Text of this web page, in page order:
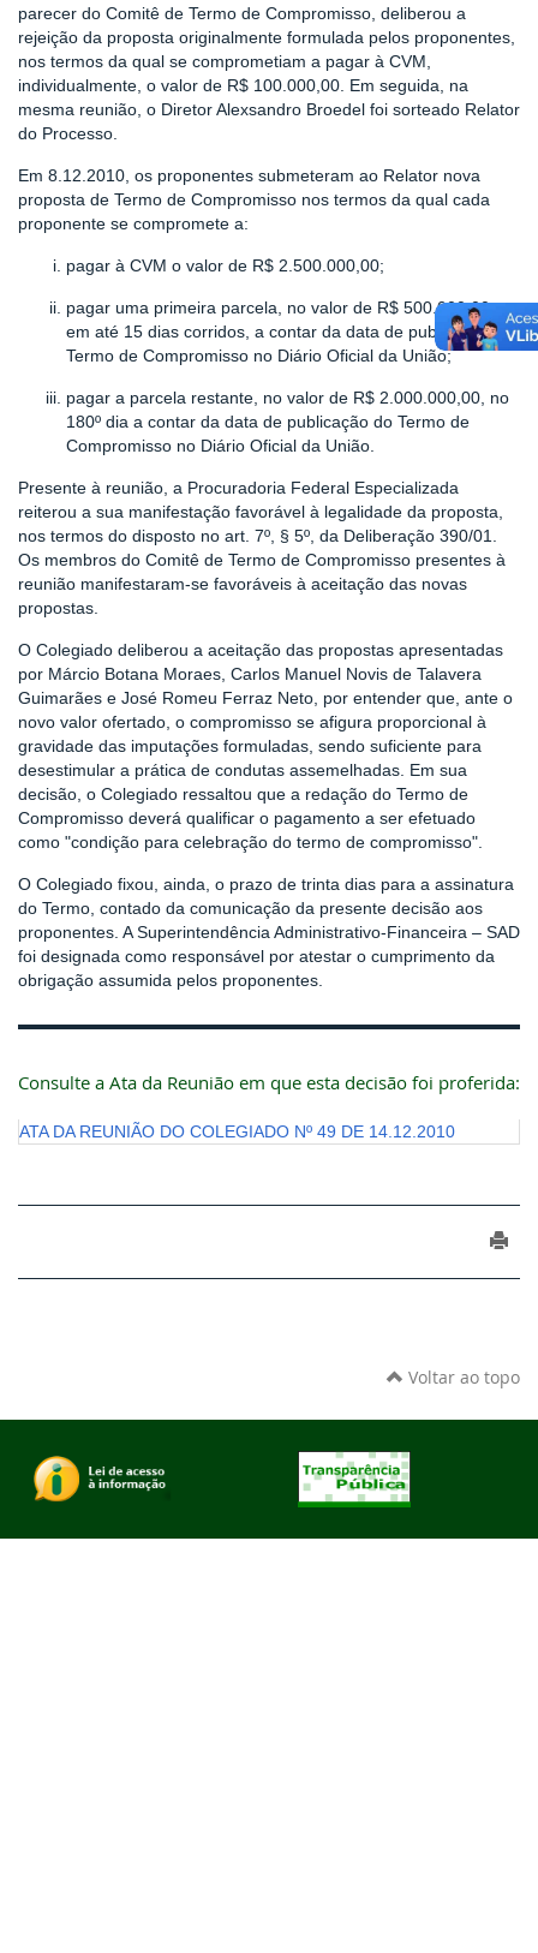
parecer do Comitê de Termo de Compromisso, deliberou a
rejeição da proposta originalmente formulada pelos proponentes,
nos termos da qual se comprometiam a pagar à CVM,
individualmente, o valor de R$ 100.000,00. Em seguida, na
mesma reunião, o Diretor Alexsandro Broedel foi sorteado Relator
do Processo.
Em 8.12.2010, os proponentes submeteram ao Relator nova
proposta de Termo de Compromisso nos termos da qual cada
proponente se compromete a:
pagar à CVM o valor de R$ 2.500.000,00;
pagar uma primeira parcela, no valor de R$ 500.000,00,
em até 15 dias corridos, a contar da data de publicação do
Termo de Compromisso no Diário Oficial da União;
pagar a parcela restante, no valor de R$ 2.000.000,00, no
180º dia a contar da data de publicação do Termo de
Compromisso no Diário Oficial da União.
Presente à reunião, a Procuradoria Federal Especializada
reiterou a sua manifestação favorável à legalidade da proposta,
nos termos do disposto no art. 7º, § 5º, da Deliberação 390/01.
Os membros do Comitê de Termo de Compromisso presentes à
reunião manifestaram-se favoráveis à aceitação das novas
propostas.
O Colegiado deliberou a aceitação das propostas apresentadas
por Márcio Botana Moraes, Carlos Manuel Novis de Talavera
Guimarães e José Romeu Ferraz Neto, por entender que, ante o
novo valor ofertado, o compromisso se afigura proporcional à
gravidade das imputações formuladas, sendo suficiente para
desestimular a prática de condutas assemelhadas. Em sua
decisão, o Colegiado ressaltou que a redação do Termo de
Compromisso deverá qualificar o pagamento a ser efetuado
como "condição para celebração do termo de compromisso".
O Colegiado fixou, ainda, o prazo de trinta dias para a assinatura
do Termo, contado da comunicação da presente decisão aos
proponentes. A Superintendência Administrativo-Financeira – SAD
foi designada como responsável por atestar o cumprimento da
obrigação assumida pelos proponentes.
Consulte a Ata da Reunião em que esta decisão foi proferida:
ATA DA REUNIÃO DO COLEGIADO Nº 49 DE 14.12.2010
Voltar ao topo